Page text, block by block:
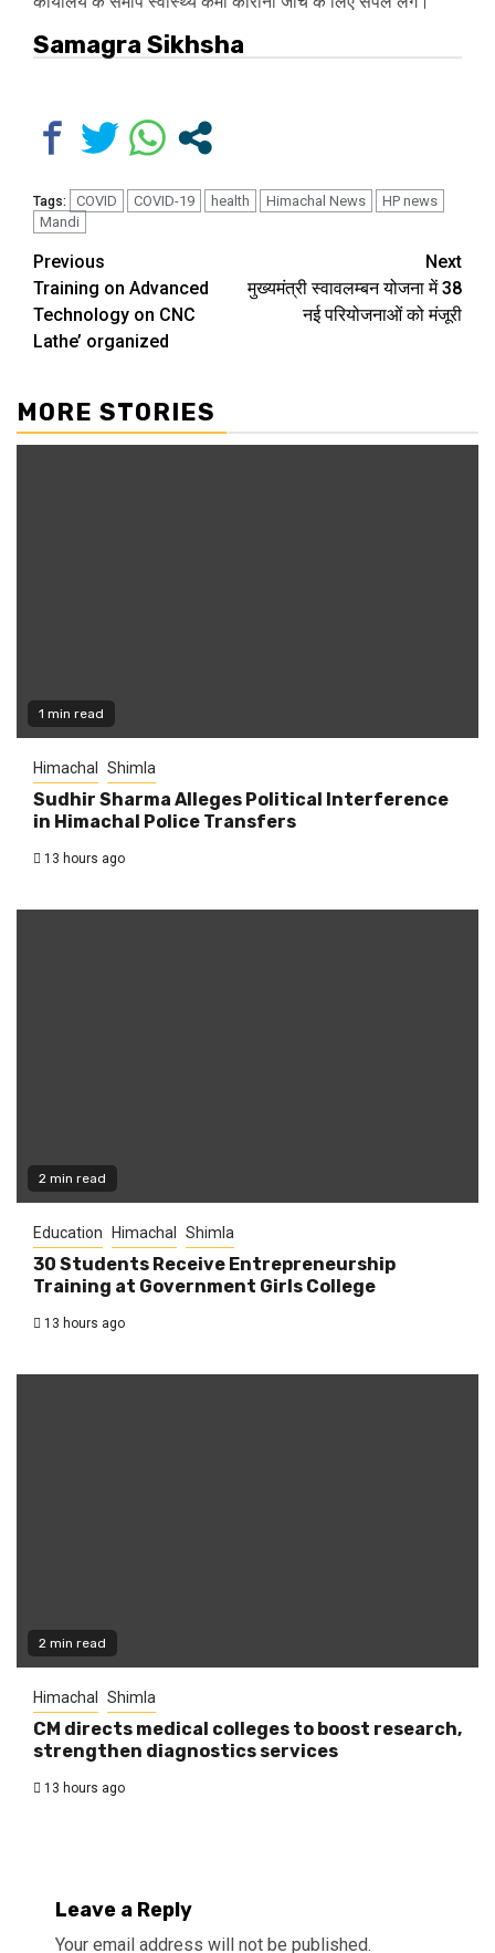
Samagra Sikhsha
Tags: COVID COVID-19 health Himachal News
HP news
Mandi
Continue
Reading
Previous
Training on Advanced
Technology on CNC
Lathe’ organized
Next
मुख्यमंत्री स्वावलम्बन योजना में 38
नई परियोजनाओं को मंजूरी
MORE STORIES
1 min read
Himachal Shimla
Sudhir Sharma Alleges Political Interference
in Himachal Police Transfers
13 hours ago
2 min read
Education Himachal Shimla
30 Students Receive Entrepreneurship
Training at Government Girls College
13 hours ago
2 min read
Himachal Shimla
CM directs medical colleges to boost research,
strengthen diagnostics services
13 hours ago
Leave a Reply
Your email address will not be published.